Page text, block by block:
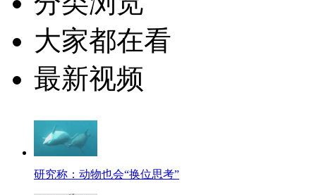
大家都在看
最新视频
研究称：动物也会“换位思考”